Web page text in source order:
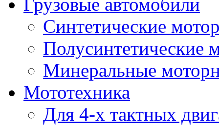
Грузовые автомобили
Синтетические
Полусинтетические
Минеральные
Мототехника
Для 4-х тактных